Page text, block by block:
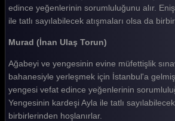
edince yeğenlerinin sorumluluğunu alır.
ile tatlı sayılabilecek atışmaları olsa da
Murad (İnan Ulaş Torun)
Ağabeyi ve yengesinin evine müfettişlik
bahanesiyle yerleşmek için İstanbul'a
yengesi vefat edince yeğenlerinin
Yengesinin kardeşi Ayla ile tatlı
birbirlerinden hoşlanırlar.